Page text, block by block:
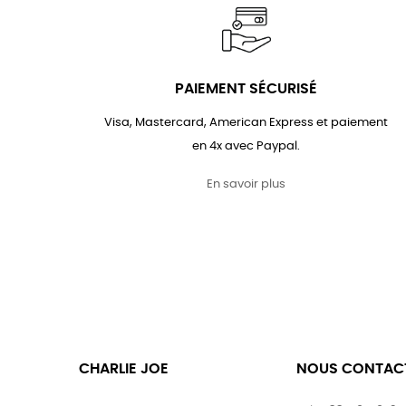
PAIEMENT SÉCURISÉ
Visa, Mastercard, American Express et paiement
en 4x avec Paypal.
En savoir plus
CHARLIE JOE NOUS